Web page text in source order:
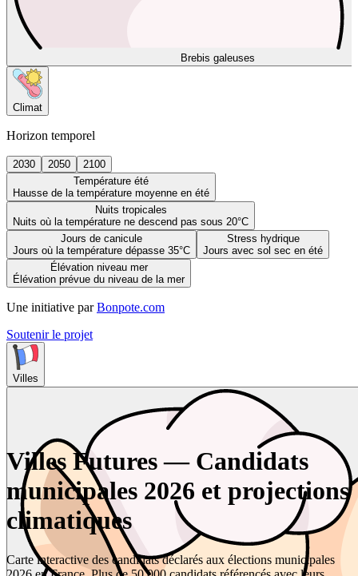
Brebis galeuses
Climat
Horizon temporel
2030 2050
2100
Température été
Hausse de la température moyenne en été
Nuits tropicales
Nuits où la température ne descend pas sous 20°C
Jours de canicule
Jours où la température dépasse 35°C
Stress hydrique
Jours avec sol sec en été
Élévation niveau mer
Élévation prévue du niveau de la mer
Une initiative par Bonpote.com
Soutenir le projet
Villes
Villes Futures — Candidats
municipales 2026 et projections
climatiques
Carte interactive des candidats déclarés aux élections municipales